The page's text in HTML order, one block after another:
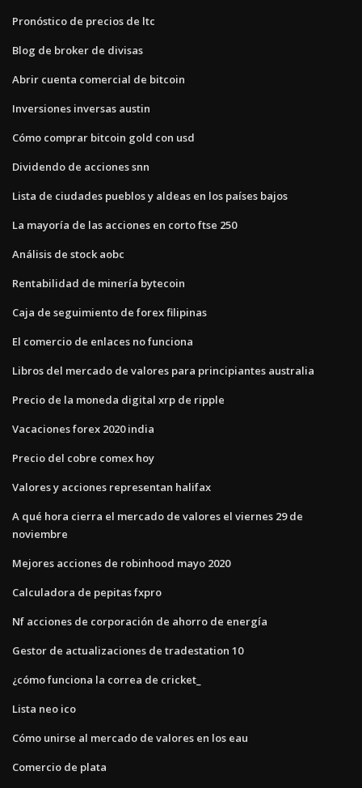
Pronóstico de precios de ltc
Blog de broker de divisas
Abrir cuenta comercial de bitcoin
Inversiones inversas austin
Cómo comprar bitcoin gold con usd
Dividendo de acciones snn
Lista de ciudades pueblos y aldeas en los países bajos
La mayoría de las acciones en corto ftse 250
Análisis de stock aobc
Rentabilidad de minería bytecoin
Caja de seguimiento de forex filipinas
El comercio de enlaces no funciona
Libros del mercado de valores para principiantes australia
Precio de la moneda digital xrp de ripple
Vacaciones forex 2020 india
Precio del cobre comex hoy
Valores y acciones representan halifax
A qué hora cierra el mercado de valores el viernes 29 de
noviembre
Mejores acciones de robinhood mayo 2020
Calculadora de pepitas fxpro
Nf acciones de corporación de ahorro de energía
Gestor de actualizaciones de tradestation 10
¿cómo funciona la correa de cricket_
Lista neo ico
Cómo unirse al mercado de valores en los eau
Comercio de plata